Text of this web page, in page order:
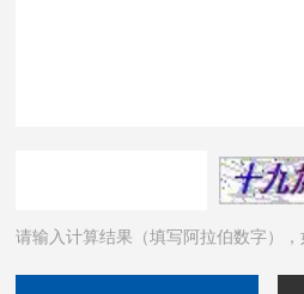
请输入计算结果（填写阿拉伯数字）